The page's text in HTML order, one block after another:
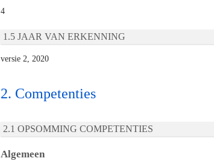
4
JAAR VAN ERKENNING
versie 2, 2020
Competenties
OPSOMMING COMPETENTIES
Algemeen